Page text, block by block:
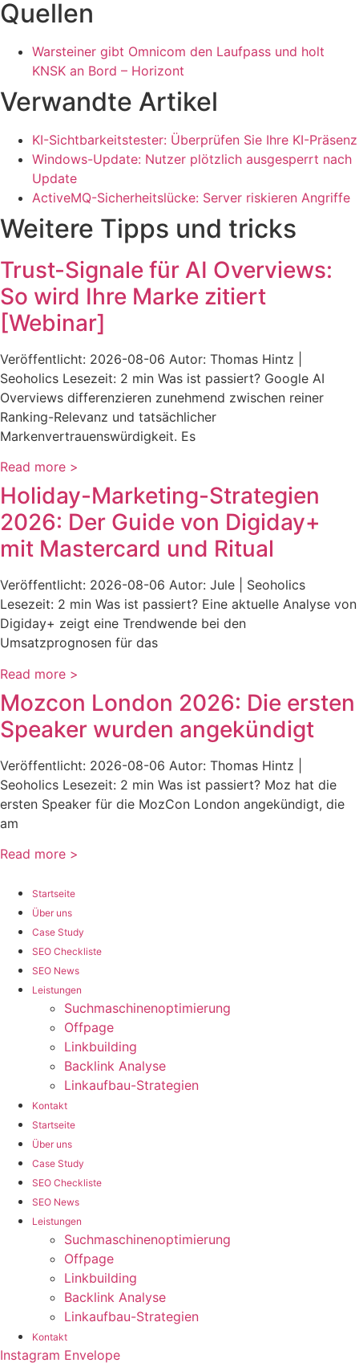
Quellen
Warsteiner gibt Omnicom den Laufpass und holt
KNSK an Bord – Horizont
Verwandte Artikel
KI-Sichtbarkeitstester: Überprüfen Sie Ihre KI-Präsenz
Windows-Update: Nutzer plötzlich ausgesperrt nach
Update
ActiveMQ-Sicherheitslücke: Server riskieren Angriffe
Weitere Tipps und tricks
Trust-Signale für AI Overviews:
So wird Ihre Marke zitiert
[Webinar]
Veröffentlicht: 2026-08-06 Autor: Thomas Hintz |
Seoholics Lesezeit: 2 min Was ist passiert? Google AI
Overviews differenzieren zunehmend zwischen reiner
Ranking-Relevanz und tatsächlicher
Markenvertrauenswürdigkeit. Es
Read more >
Holiday-Marketing-Strategien
2026: Der Guide von Digiday+
mit Mastercard und Ritual
Veröffentlicht: 2026-08-06 Autor: Jule | Seoholics
Lesezeit: 2 min Was ist passiert? Eine aktuelle Analyse von
Digiday+ zeigt eine Trendwende bei den
Umsatzprognosen für das
Read more >
Mozcon London 2026: Die ersten
Speaker wurden angekündigt
Veröffentlicht: 2026-08-06 Autor: Thomas Hintz |
Seoholics Lesezeit: 2 min Was ist passiert? Moz hat die
ersten Speaker für die MozCon London angekündigt, die
am
Read more >
Startseite
Über uns
Case Study
SEO Checkliste
SEO News
Leistungen
Suchmaschinenoptimierung
Offpage
Linkbuilding
Backlink Analyse
Linkaufbau-Strategien
Kontakt
Startseite
Über uns
Case Study
SEO Checkliste
SEO News
Leistungen
Suchmaschinenoptimierung
Offpage
Linkbuilding
Backlink Analyse
Linkaufbau-Strategien
Kontakt
Instagram Envelope